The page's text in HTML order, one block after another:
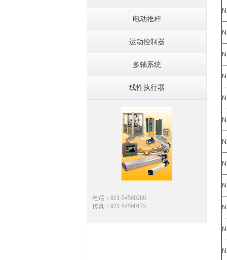
电动推杆
运动控制器
多轴系统
线性执行器
电话：021-54590289
传真：021-54590175